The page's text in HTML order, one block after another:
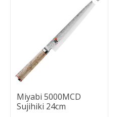
Miyabi 5000MCD
Sujihiki 24cm